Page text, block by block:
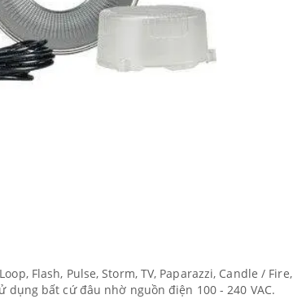
Flash, Pulse, Storm, TV, Paparazzi, Candle / Fire,
dụng bất cứ đâu nhờ nguồn điện 100 - 240 VAC.